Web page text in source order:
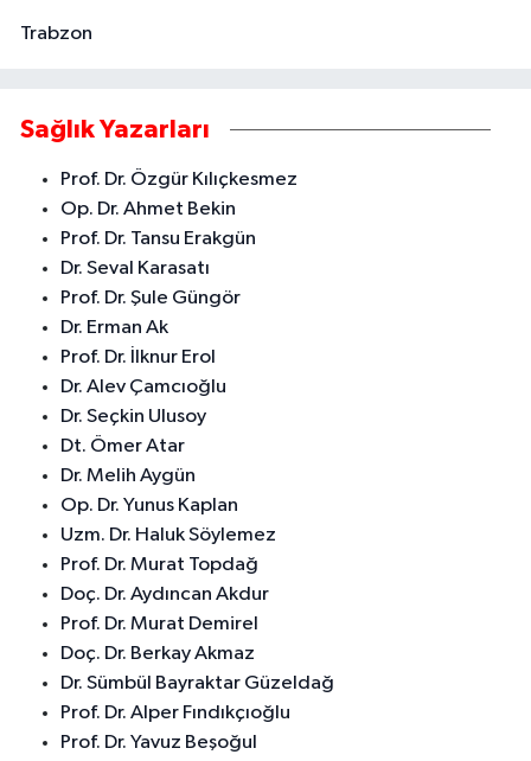
Trabzon
Sağlık Yazarları
Prof. Dr. Özgür Kılıçkesmez
Op. Dr. Ahmet Bekin
Prof. Dr. Tansu Erakgün
Dr. Seval Karasatı
Prof. Dr. Şule Güngör
Dr. Erman Ak
Prof. Dr. İlknur Erol
Dr. Alev Çamcıoğlu
Dr. Seçkin Ulusoy
Dt. Ömer Atar
Dr. Melih Aygün
Op. Dr. Yunus Kaplan
Uzm. Dr. Haluk Söylemez
Prof. Dr. Murat Topdağ
Doç. Dr. Aydıncan Akdur
Prof. Dr. Murat Demirel
Doç. Dr. Berkay Akmaz
Dr. Sümbül Bayraktar Güzeldağ
Prof. Dr. Alper Fındıkçıoğlu
Prof. Dr. Yavuz Beşoğul